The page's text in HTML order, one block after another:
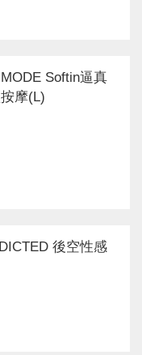
Softin逼真
摩(L)
後空性感